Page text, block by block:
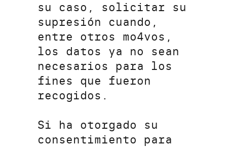
su caso, solicitar su
supresión cuando,
entre otros mo4vos,
los datos ya no sean
necesarios para los
fines que fueron
recogidos.
Si ha otorgado su
consentimiento para